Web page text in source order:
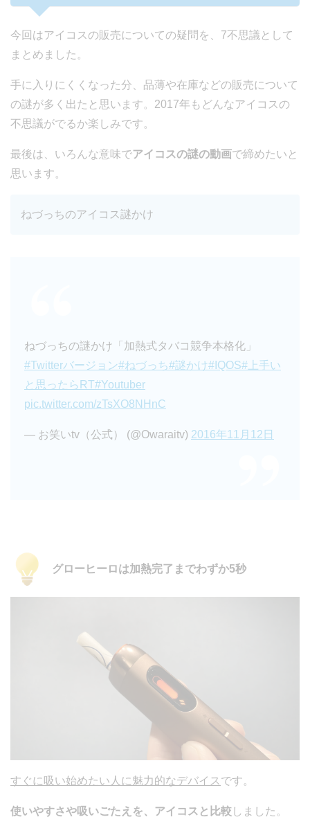
今回はアイコスの販売についての疑問を、7不思議として
まとめました。
手に入りにくくなった分、品薄や在庫などの販売について
の謎が多く出たと思います。2017年もどんなアイコスの
不思議がでるか楽しみです。
最後は、いろんな意味でアイコスの謎の動画で締めたいと
思います。
ねづっちのアイコス謎かけ
ねづっちの謎かけ「加熱式タバコ競争本格化」
#Twitterバージョン#ねづっち#謎かけ#IQOS#上手い
と思ったらRT #Youtuber
pic.twitter.com/zTsXO8NHnC
— お笑いtv（公式） (@Owaraitv) 2016年11月12日
グローヒーロは加熱完了までわずか5秒
すぐに吸い始めたい人に魅力的なデバイス です。
使いやすさや吸いごたえを、アイコスと比較 しました。